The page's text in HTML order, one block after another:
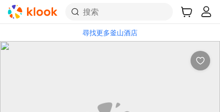
搜索
尋找更多釜山酒店